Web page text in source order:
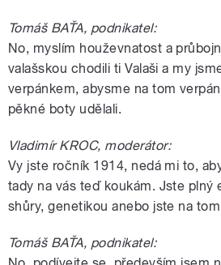
Tomáš BAŤA, podnikatel:
No, myslím houževnatost a
valašskou chodili ti Valaši a my
verpánkem, abysme na tom
pěkné boty udělali.
Vladimír KROC, moderátor:
Vy jste ročník 1914, nedá mi to,
tady na vás teď koukám. Jste plný
shůry, genetikou anebo jste na
Tomáš BAŤA, podnikatel: